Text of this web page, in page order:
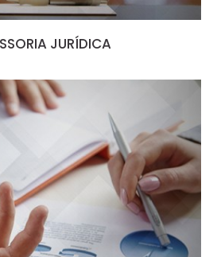
JURÍDICA